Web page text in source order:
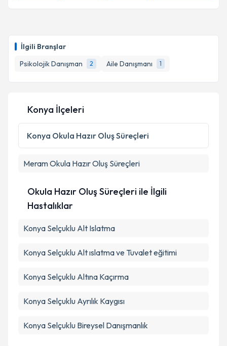
İlgili Branşlar
Psikolojik Danışman
2 Aile Danışmanı 1
Konya İlçeleri
Konya Okula Hazır Oluş Süreçleri
MeramOkula Hazır Oluş Süreçleri
Okula Hazır Oluş Süreçleri ile İlgili
Hastalıklar
Konya Selçuklu Alt Islatma
Konya Selçuklu Alt ıslatma ve Tuvalet eğitimi
Konya Selçuklu Altına Kaçırma
Konya Selçuklu Ayrılık Kaygısı
Konya Selçuklu Bireysel Danışmanlık